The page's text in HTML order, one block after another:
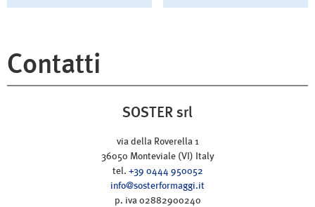
Contatti
SOSTER srl
via della Roverella 1
36050 Monteviale (VI) Italy
tel. +39 0444 950052
info@sosterformaggi.it
p. iva 02882900240